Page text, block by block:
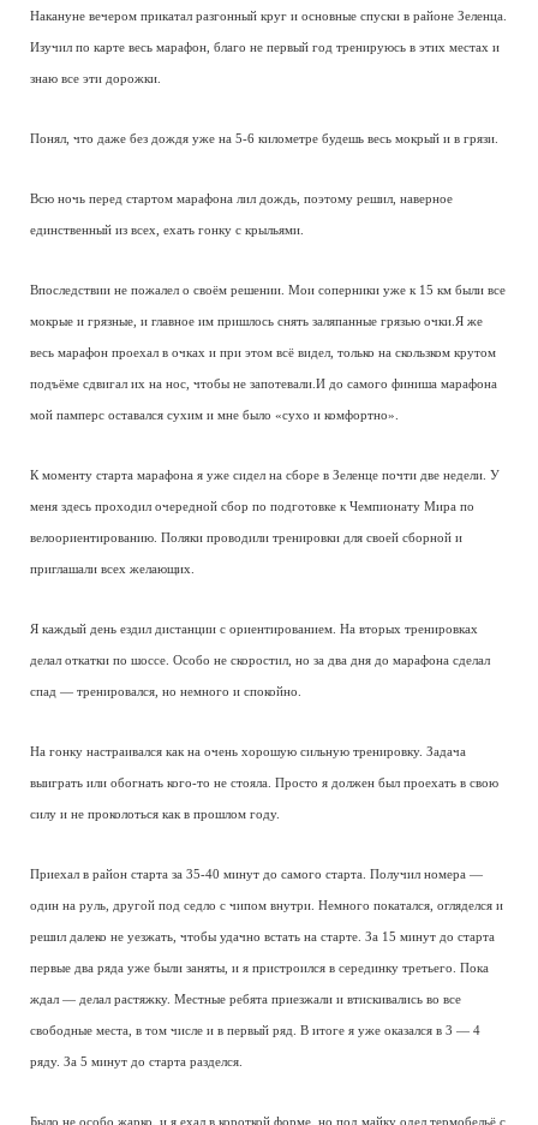
Накануне вечером прикатал разгонный круг и основные спуски в районе Зеленца.
Изучил по карте весь марафон, благо не первый год тренируюсь в этих местах и
знаю все эти дорожки.
Понял, что даже без дождя уже на 5-6 километре будешь весь мокрый и в грязи.
Всю ночь перед стартом марафона лил дождь, поэтому решил, наверное
единственный из всех, ехать гонку с крыльями.
Впоследствии не пожалел о своём решении. Мои соперники уже к 15 км были все
мокрые и грязные, и главное им пришлось снять заляпанные грязью очки.Я же
весь марафон проехал в очках и при этом всё видел, только на скользком крутом
подъёме сдвигал их на нос, чтобы не запотевали.И до самого финиша марафона
мой памперс оставался сухим и мне было «сухо и комфортно».
К моменту старта марафона я уже сидел на сборе в Зеленце почти две недели. У
меня здесь проходил очередной сбор по подготовке к Чемпионату Мира по
велоориентированию. Поляки проводили тренировки для своей сборной и
приглашали всех желающих.
Я каждый день ездил дистанции с ориентированием. На вторых тренировках
делал откатки по шоссе. Особо не скоростил, но за два дня до марафона сделал
спад — тренировался, но немного и спокойно.
На гонку настраивался как на очень хорошую сильную тренировку. Задача
выиграть или обогнать кого-то не стояла. Просто я должен был проехать в свою
силу и не проколоться как в прошлом году.
Приехал в район старта за 35-40 минут до самого старта. Получил номера —
один на руль, другой под седло с чипом внутри. Немного покатался, огляделся и
решил далеко не уезжать, чтобы удачно встать на старте. За 15 минут до старта
первые два ряда уже были заняты, и я пристроился в серединку третьего. Пока
ждал — делал растяжку. Местные ребята приезжали и втискивались во все
свободные места, в том числе и в первый ряд. В итоге я уже оказался в 3 — 4
ряду. За 5 минут до старта разделся.
Было не особо жарко, и я ехал в короткой форме, но под майку одел термобельё с